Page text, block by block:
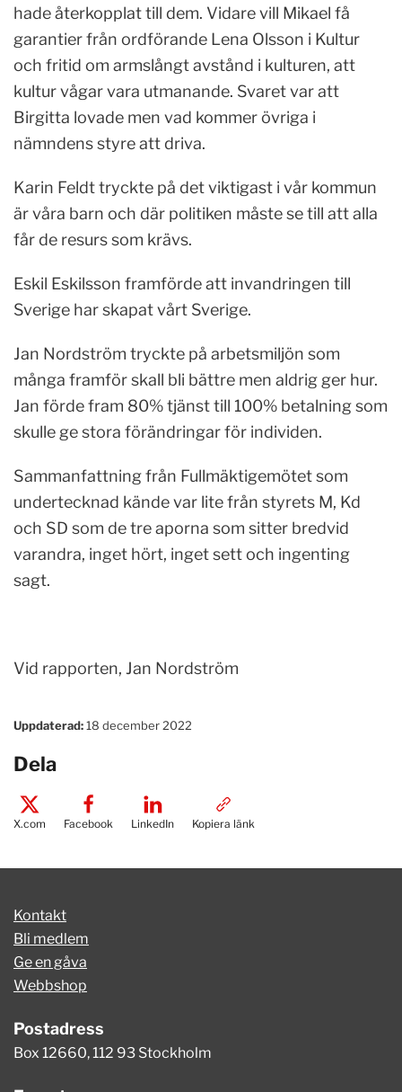
hade återkopplat till dem. Vidare vill Mikael få
garantier från ordförande Lena Olsson i Kultur
och fritid om armslångt avstånd i kulturen, att
kultur vågar vara utmanande. Svaret var att
Birgitta lovade men vad kommer övriga i
nämndens styre att driva.
Karin Feldt tryckte på det viktigast i vår kommun
är våra barn och där politiken måste se till att alla
får de resurs som krävs.
Eskil Eskilsson framförde att invandringen till
Sverige har skapat vårt Sverige.
Jan Nordström tryckte på arbetsmiljön som
många framför skall bli bättre men aldrig ger hur.
Jan förde fram 80% tjänst till 100% betalning som
skulle ge stora förändringar för individen.
Sammanfattning från Fullmäktigemötet som
undertecknad kände var lite från styrets M, Kd
och SD som de tre aporna som sitter bredvid
varandra, inget hört, inget sett och ingenting
sagt.
Vid rapporten, Jan Nordström
Uppdaterad:18 december 2022
Dela
X.com Facebook LinkedIn Kopiera länk
Kontakt
Bli medlem
Ge en gåva
Webbshop
Postadress
Box 12660, 112 93 Stockholm